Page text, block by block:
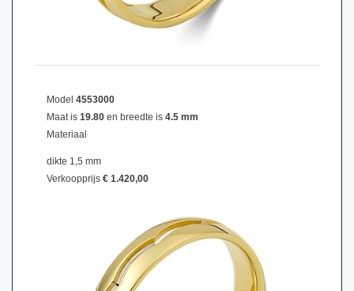
Model 4553000
Maat is 19.80 en breedte is 4.5 mm
Materiaal
dikte 1,5 mm
Verkoopprijs € 1.420,00